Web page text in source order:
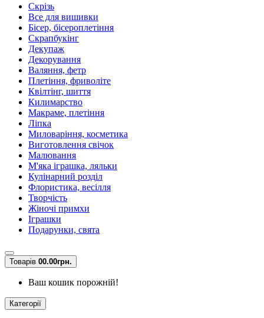
Скрізь
Все для вишивки
Бісер, бісероплетіння
Скрапбукінг
Декупаж
Декорування
Валяння, фетр
Плетіння, фриволіте
Квілтінг, шиття
Килимарство
Макраме, плетіння
Ліпка
Миловаріння, косметика
Виготовлення свічок
Малювання
М'яка іграшка, ляльки
Кулінарний розділ
Флористика, весілля
Творчість
Жіночі примхи
Іграшки
Подарунки, свята
Товарів 00.00грн.
Ваш кошик порожній!
Категорії